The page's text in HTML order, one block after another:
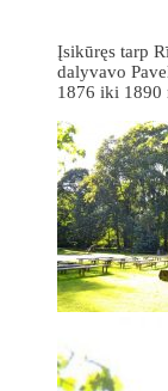
Įsikūręs tarp
dalyvavo
1876 iki 1890